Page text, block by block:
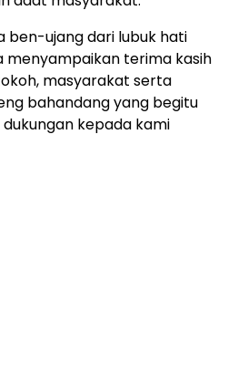
ben-ujang dari lubuk hati
menyampaikan terima kasih
masyarakat serta
bahandang yang begitu
kepada kami